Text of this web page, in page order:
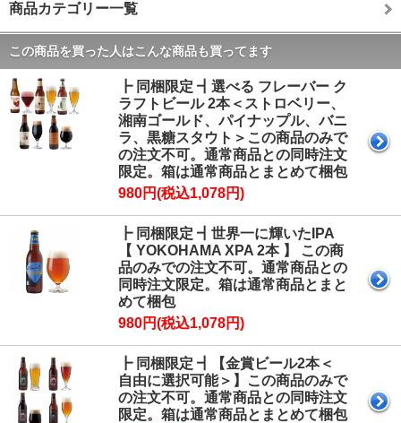
商品カテゴリー一覧
この商品を買った人はこんな商品も買ってます
┣ 同梱限定 ┫選べる フレーバー ク
ラフトビール 2本＜ストロベリー、
湘南ゴールド、パイナップル、バニ
ラ、黒糖スタウト＞この商品のみで
の注文不可。通常商品との同時注文
限定。箱は通常商品とまとめて梱包
980円(税込1,078円)
┣ 同梱限定 ┫世界一に輝いたIPA
【 YOKOHAMA XPA 2本 】 この商
品のみでの注文不可。通常商品との
同時注文限定。箱は通常商品とまと
めて梱包
980円(税込1,078円)
┣ 同梱限定 ┫【金賞ビール2本＜
自由に選択可能＞】この商品のみで
の注文不可。通常商品との同時注文
限定。箱は通常商品とまとめて梱包